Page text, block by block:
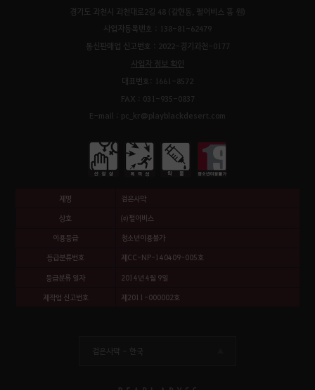
경기도 과천시 과천대로2길 48 (갈현동, 펄어비스 홈 원)
사업자등록번호 : 138-81-62479
통신판매업 신고번호 : 2022-경기과천-0177
사업자 정보 확인
대표번호: 1661-8572
FAX : 031-935-0837
E-mail : pc_kr@playblackdesert.com
제명 검은사막
상호 ㈜펄어비스
이용등급 청소년이용불가
등급분류번호 제CC-NP-140409-005호
등급분류 일자 2014년 4월 9일
제작업 신고번호 제2011-000002호
검은사막 - 한국